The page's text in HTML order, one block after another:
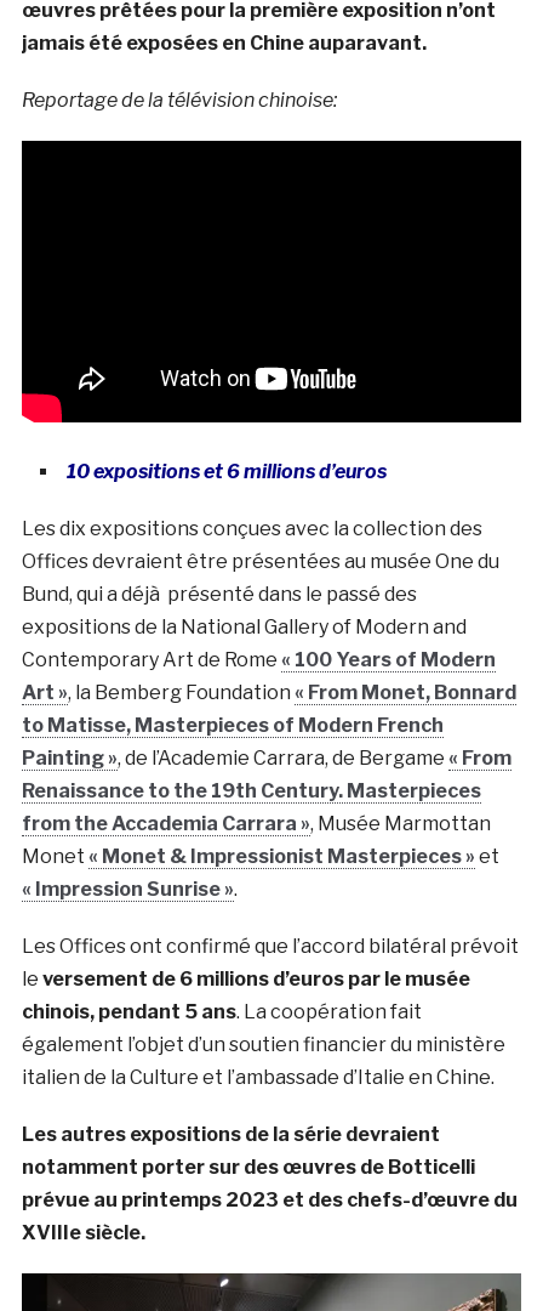
œuvres prêtées pour la première exposition n’ont
jamais été exposées en Chine auparavant.
Reportage de la télévision chinoise:
10 expositions et 6 millions d’euros
Les dix expositions conçues avec la collection des
Offices devraient être présentées au musée One du
Bund, qui a déjà présenté dans le passé des
expositions de la National Gallery of Modern and
Contemporary Art de Rome « 100 Years of Modern
Art », la Bemberg Foundation « From Monet, Bonnard
to Matisse, Masterpieces of Modern French
Painting », de l’Academie Carrara, de Bergame « From
Renaissance to the 19th Century. Masterpieces
from the Accademia Carrara », Musée Marmottan
Monet « Monet & Impressionist Masterpieces » et
« Impression Sunrise ».
Les Offices ont confirmé que l’accord bilatéral prévoit
le versement de 6 millions d’euros par le musée
chinois, pendant 5 ans. La coopération fait
également l’objet d’un soutien financier du ministère
italien de la Culture et l’ambassade d’Italie en Chine.
Les autres expositions de la série devraient
notamment porter sur des œuvres de Botticelli
prévue au printemps 2023 et des chefs-d’œuvre du
XVIIIe siècle.